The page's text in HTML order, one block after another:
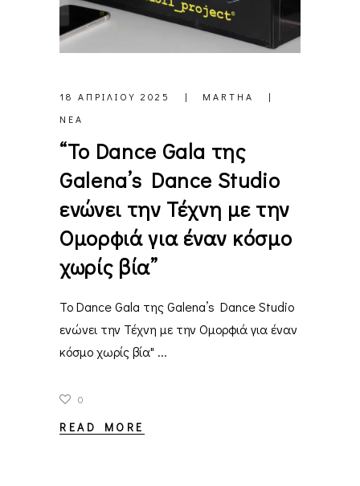
18 ΑΠΡΙΛΊΟΥ 2025
MARTHA
ΝΈΑ
“Το Dance Gala της
Galena’s Dance Studio
ενώνει την Τέχνη με την
Ομορφιά για έναν κόσμο
χωρίς βία”
Το Dance Gala της Galena’s Dance Studio
ενώνει την Τέχνη με την Ομορφιά για έναν
κόσμο χωρίς βία"
0
READ MORE